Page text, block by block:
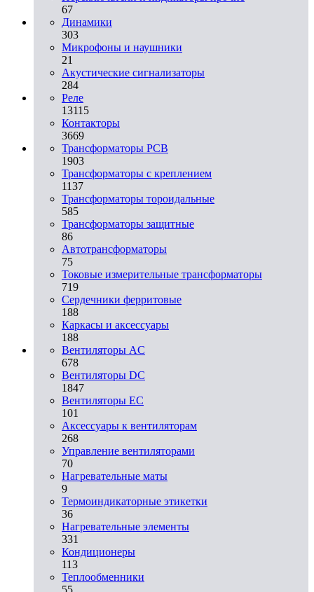
67
Динамики
303
Микрофоны и наушники
21
Акустические сигнализаторы
284
Реле
13115
Контакторы
3669
Трансформаторы PCB
1903
Трансформаторы с креплением
1137
Трансформаторы тороидальные
585
Трансформаторы защитные
86
Автотрансформаторы
75
Токовые измерительные трансформаторы
719
Сердечники ферритовые
188
Каркасы и аксессуары
188
Вентиляторы AC
678
Вентиляторы DC
1847
Вентиляторы EC
101
Аксессуары к вентиляторам
268
Управление вентиляторами
70
Нагревательные маты
9
Термоиндикаторные этикетки
36
Нагревательные элементы
331
Кондиционеры
113
Теплообменники
55